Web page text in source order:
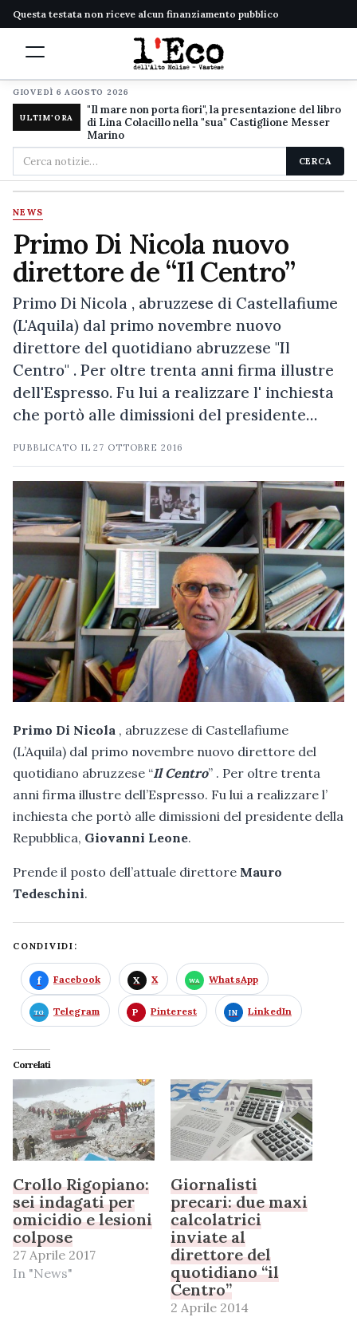
Questa testata non riceve alcun finanziamento pubblico
GIOVEDÌ 6 AGOSTO 2026
ULTIM'ORA
"Il mare non porta fiori", la presentazione del libro
di Lina Colacillo nella "sua" Castiglione Messer
Marino
Cerca
nel
sito
CERCA
NEWS
Primo Di Nicola nuovo
direttore de “Il Centro”
Primo Di Nicola , abruzzese di Castellafiume
(L'Aquila) dal primo novembre nuovo
direttore del quotidiano abruzzese "Il
Centro" . Per oltre trenta anni firma illustre
dell'Espresso. Fu lui a realizzare l' inchiesta
che portò alle dimissioni del presidente…
PUBBLICATO IL27 OTTOBRE 2016
Primo Di Nicola , abruzzese di Castellafiume
(L’Aquila) dal primo novembre nuovo direttore del
quotidiano abruzzese “Il Centro” . Per oltre trenta
anni firma illustre dell’Espresso. Fu lui a realizzare l’
inchiesta che portò alle dimissioni del presidente della
Repubblica, Giovanni Leone.
Prende il posto dell’attuale direttore Mauro
Tedeschini.
CONDIVIDI:
Facebook X WhatsApp
Telegram Pinterest LinkedIn
Correlati
Crollo Rigopiano:
sei indagati per
omicidio e lesioni
colpose
27 Aprile 2017
In "News"
Giornalisti
precari: due maxi
calcolatrici
inviate al
direttore del
quotidiano “il
Centro”
2 Aprile 2014